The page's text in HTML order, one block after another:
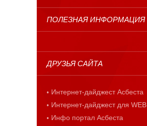
ПОЛЕЗНАЯ ИНФОРМАЦИЯ
ДРУЗЬЯ САЙТА
Интернет-дайджест Асбеста
Интернет-дайджест для WEB
Инфо портал Асбеста